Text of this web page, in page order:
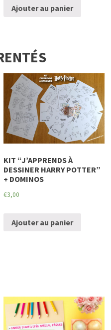
Ajouter au panier
KIT “J’APPRENDS À
DESSINER HARRY POTTER”
+ DOMINOS
€3,00
Ajouter au panier